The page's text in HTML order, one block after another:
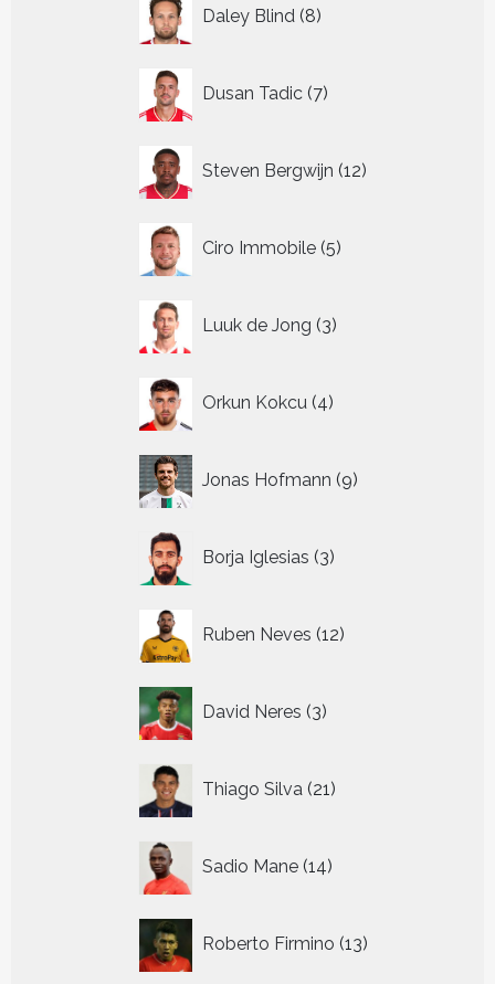
Daley Blind 8
producten
Dusan Tadic 7
producten
Steven Bergwijn 12
producten
Ciro Immobile 5
producten
Luuk de Jong 3
producten
Orkun Kokcu 4
producten
Jonas Hofmann 9
producten
Borja Iglesias 3
producten
Ruben Neves 12
producten
David Neres 3
producten
Thiago Silva 21
producten
Sadio Mane 14
producten
Roberto Firmino 13
producten